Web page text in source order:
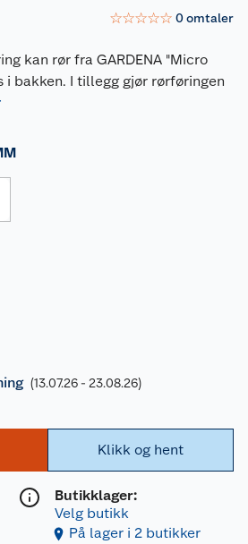
☆☆☆☆☆ 0omtaler
kan rør fra GARDENA "Micro
i bakken. I tillegg gjør rørføringen
(13.07.26 - 23.08.26)
Klikk og hent
Butikklager:
Velg butikk
På lager i 2 butikker